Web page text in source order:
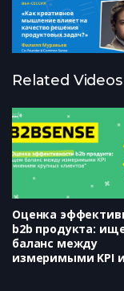
Related Videos
Оценка
b2b продукта:
баланс между
измеримыми KPI и